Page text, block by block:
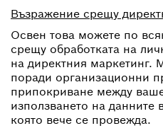
Възражение срещу
Освен това можете по
срещу обработката на
на директния маркетинг.
поради организационни
припокриване между
използването на
която вече се провежда.